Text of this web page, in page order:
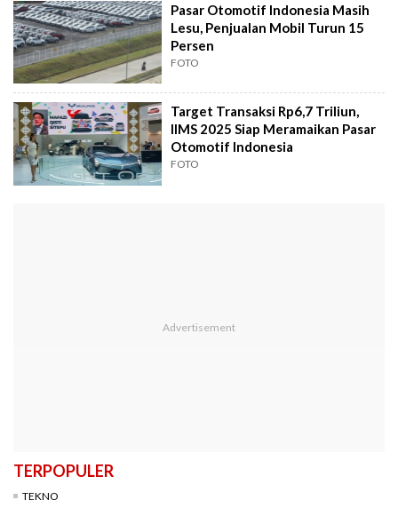
Pasar Otomotif Indonesia Masih
Lesu, Penjualan Mobil Turun 15
Persen
FOTO
Target Transaksi Rp6,7 Triliun,
IIMS 2025 Siap Meramaikan Pasar
Otomotif Indonesia
FOTO
TERPOPULER
TEKNO